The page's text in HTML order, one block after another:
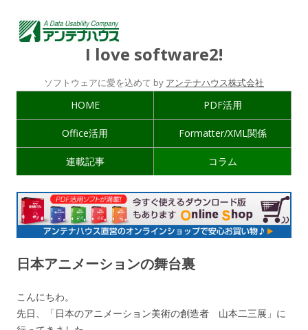
I love software2!
ソフトウェアに愛を込めて by アンテナハウス株式会社
HOME PDF活用
Office活用 Formatter/XML関係
連載記事 コラム
日本アニメーションの舞台裏
こんにちわ。
先日、「日本のアニメーション美術の創造者 山本二三展」に